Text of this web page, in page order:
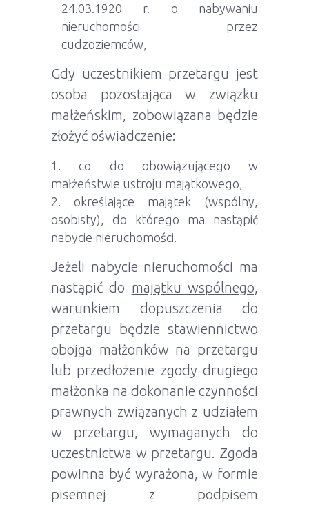
24.03.1920 r. o nabywaniu
nieruchomości przez
cudzoziemców,
Gdy uczestnikiem przetargu jest
osoba pozostająca w związku
małżeńskim, zobowiązana będzie
złożyć oświadczenie:
co do obowiązującego w
małżeństwie ustroju majątkowego,
określające majątek (wspólny,
osobisty), do którego ma nastąpić
nabycie nieruchomości.
Jeżeli nabycie nieruchomości ma
nastąpić do majątku wspólnego,
warunkiem dopuszczenia do
przetargu będzie stawiennictwo
obojga małżonków na przetargu
lub przedłożenie zgody drugiego
małżonka na dokonanie czynności
prawnych związanych z udziałem
w przetargu, wymaganych do
uczestnictwa w przetargu. Zgoda
powinna być wyrażona, w formie
pisemnej z podpisem